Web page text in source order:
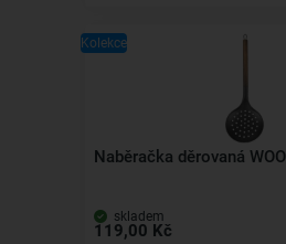
Kolekce
Naběračka děrovaná
skladem
119,00 Kč